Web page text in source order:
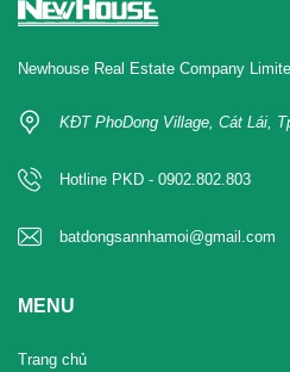
Newhouse Real Estate Company
KĐT PhoDong Village, Cát Lái,
Hotline PKD - 0902.802.803
batdongsannhamoi@gmail.com
MENU
Trang chủ